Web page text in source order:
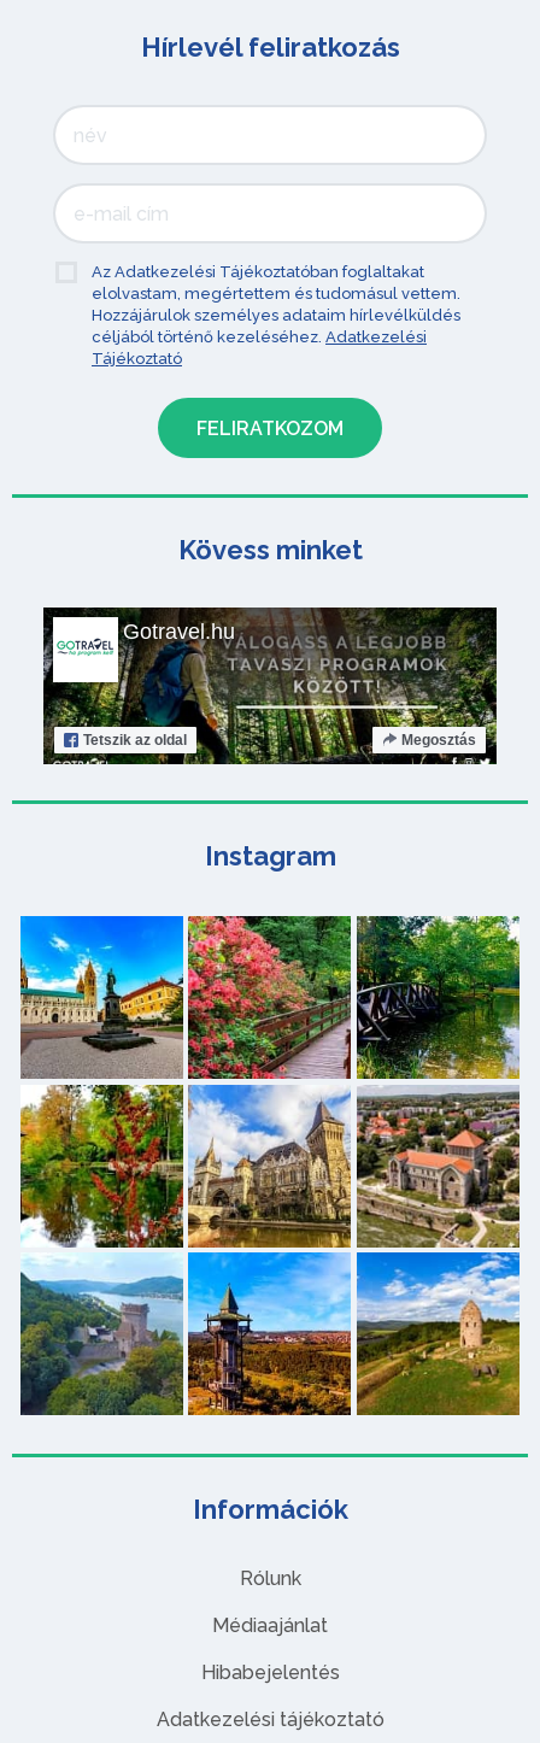
Információk
Rólunk
Médiaajánlat
Hibabejelentés
Adatkezelési tájékoztató
Hírlevél feliratkozás
Az Adatkezelési Tájékoztatóban foglaltakat
elolvastam, megértettem és tudomásul vettem.
Hozzájárulok személyes adataim hírlevélküldés
céljából történő kezeléséhez. Adatkezelési
Tájékoztató
Kövess minket
Gotravel.hu
Tetszik az oldal Megosztás
Instagram